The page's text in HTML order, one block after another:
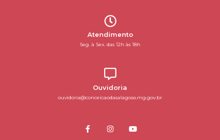
Atendimento
Seg. à Sex. das 12h às 18h
Ouvidoria
ouvidoria@conceicaodasalagoas.mg.gov.br